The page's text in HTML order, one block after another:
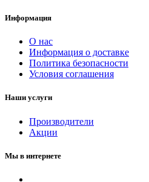
Информация
О нас
Информация о доставке
Политика безопасности
Условия соглашения
Наши услуги
Производители
Акции
Мы в интернете